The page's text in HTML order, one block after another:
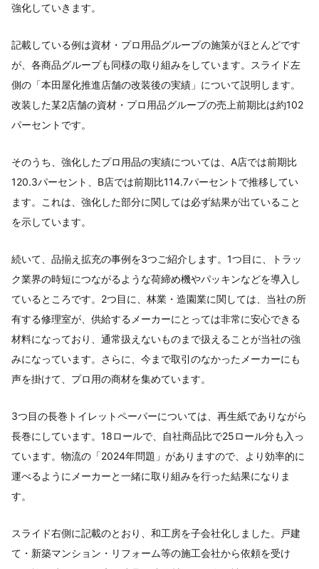
強化していきます。
記載している例は資材・プロ用品グループの施策がほとんどです
が、各商品グループも同様の取り組みをしています。スライド左
側の「本田屋化推進店舗の改装後の実績」について説明します。
改装した某2店舗の資材・プロ用品グループの売上前期比は約102
パーセントです。
そのうち、強化したプロ用品の実績については、A店では前期比
120.3パーセント、B店では前期比114.7パーセントで推移してい
ます。これは、強化した部分に関しては必ず結果が出ていること
を示しています。
続いて、品揃え拡充の事例を3つご紹介します。1つ目に、トラッ
ク業界の時短につながるような荷締め機やパッキンなどを導入し
ているところです。2つ目に、林業・造園業に関しては、当社の所
有する修理室が、供給するメーカーにとっては非常に安心できる
材料になっており、通常扱えないものまで扱えることが当社の強
みになっています。さらに、今まで取引のなかったメーカーにも
声を掛けて、プロ用の商材を集めています。
3つ目の長巻トイレットペーパーについては、再生紙でありながら
長巻にしています。18ロールで、自社商品比で25ロール分も入っ
ています。物流の「2024年問題」がありますので、より効率的に
運べるようにメーカーと一緒に取り組みを行った結果になりま
す。
スライド右側に記載のとおり、和工房を子会社化しました。戸建
て・新築マンション・リフォーム等の施工会社から依頼を受け